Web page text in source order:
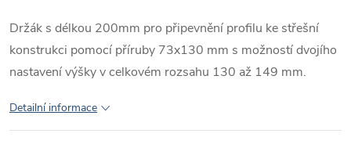
Držák s délkou 200mm pro připevnění profilu ke střešní
konstrukci pomocí příruby 73x130 mm s možností dvojího
nastavení výšky v celkovém rozsahu 130 až 149 mm.
Detailní informace